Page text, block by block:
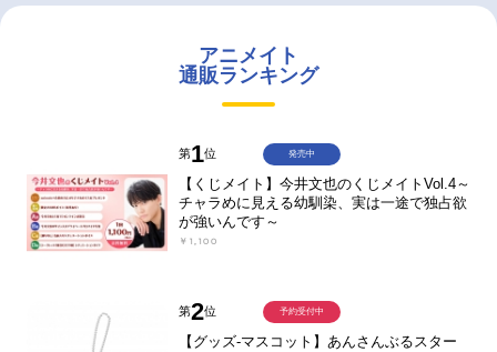
アニメイト
通販ランキング
第1位
【くじメイト】今井文也のくじメイトVol.4～
チャラめに見える幼馴染、実は一途で独占欲
が強いんです～
￥1,100
発売中
第2位
【グッズ-マスコット】あんさんぶるスター
予約受付中